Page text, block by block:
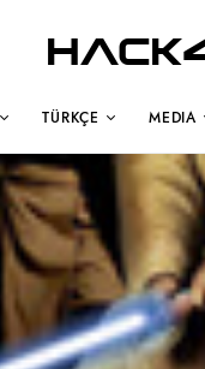
TÜRKÇE MEDIA